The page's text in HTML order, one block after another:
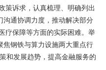
策诉求，认真梳理、明确列出
沟通协调力度，推动解决部分
疗保障等方面的实际困难。举
焦钢铁与算力设施两大重点行
和发展趋势，提高金融服务的